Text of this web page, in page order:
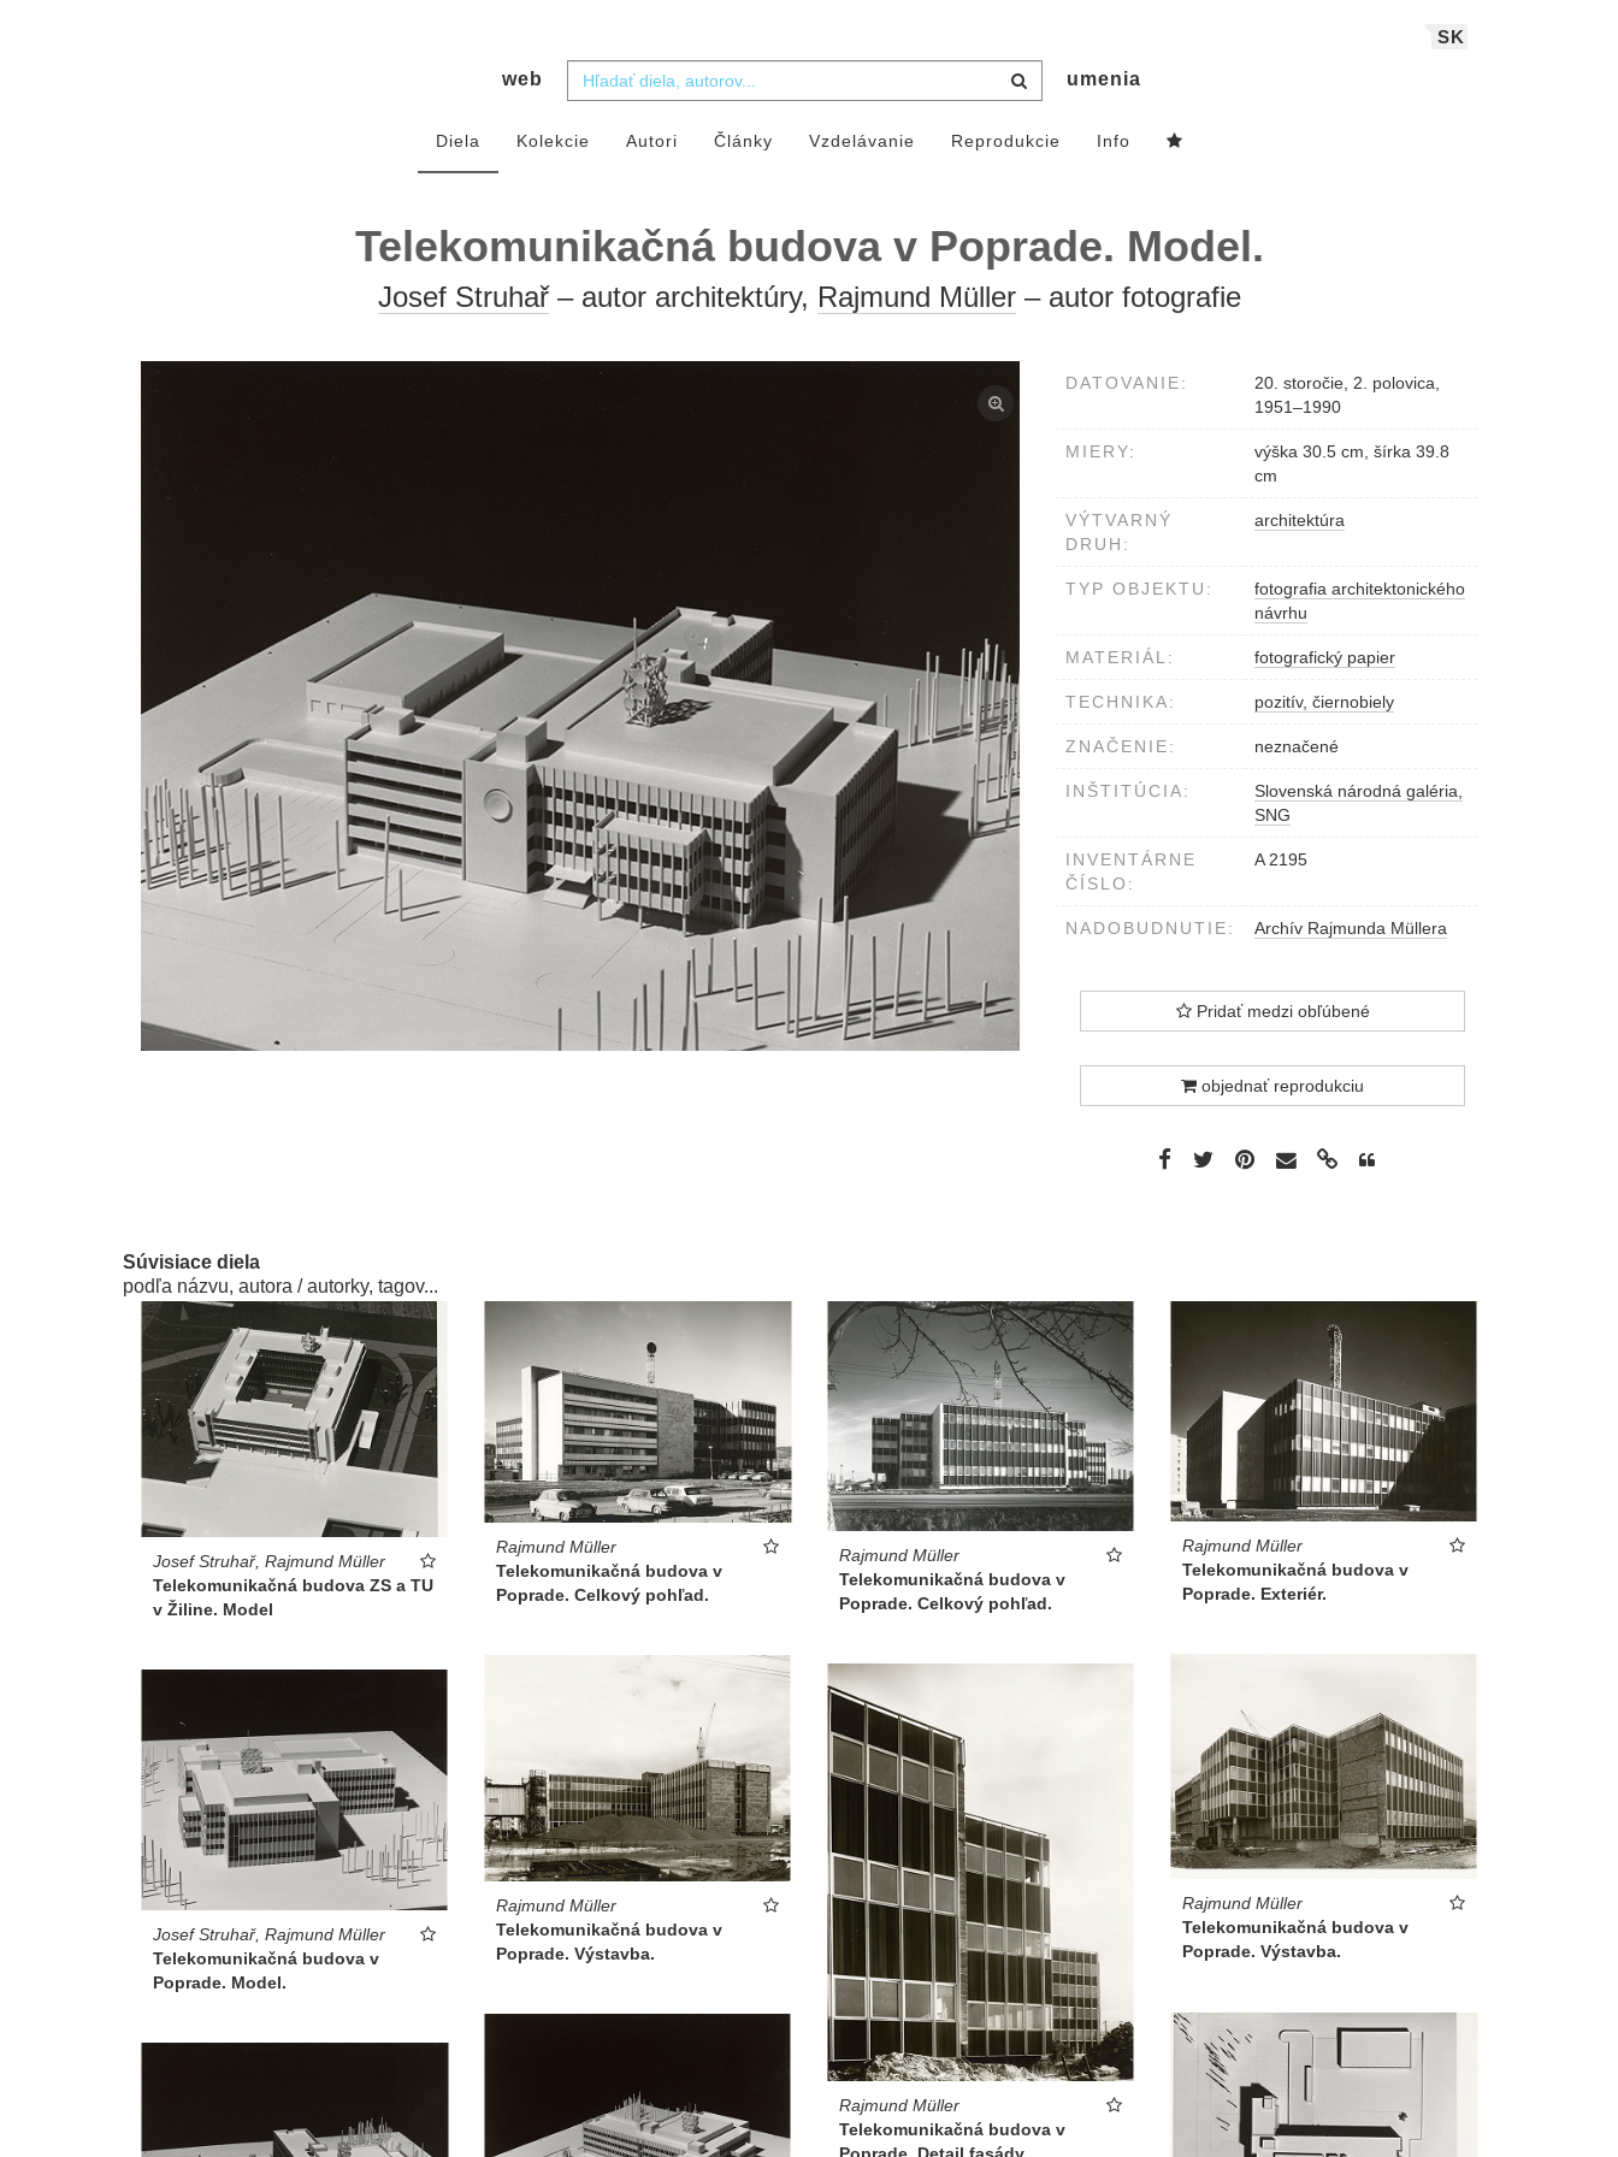
SK
web umenia
Diela Kolekcie Autori Články Vzdelávanie Reprodukcie Info
Telekomunikačná budova v Poprade. Model.
Josef Struhař– autor architektúry, Rajmund Müller– autor fotografie
DATOVANIE:
20. storočie, 2. polovica,
1951–1990
MIERY:
výška 30.5 cm, šírka 39.8
cm
VÝTVARNÝ
DRUH:
architektúra
TYP OBJEKTU:
fotografia architektonického
návrhu
MATERIÁL: fotografický papier
TECHNIKA: pozitív, čiernobiely
ZNAČENIE: neznačené
INŠTITÚCIA:
Slovenská národná galéria,
SNG
INVENTÁRNE
ČÍSLO:
A 2195
NADOBUDNUTIE: Archív Rajmunda Müllera
Pridať medzi obľúbené
objednať reprodukciu
Súvisiace diela
podľa názvu, autora / autorky, tagov...
Josef Struhař, Rajmund Müller
Telekomunikačná budova ZS a TU
v Žiline. Model
Rajmund Müller
Telekomunikačná budova v
Poprade. Celkový pohľad.
Rajmund Müller
Telekomunikačná budova v
Poprade. Celkový pohľad.
Rajmund Müller
Telekomunikačná budova v
Poprade. Exteriér.
Rajmund Müller
Telekomunikačná budova v
Poprade. Výstavba.
Rajmund Müller
Telekomunikačná budova v
Poprade. Výstavba.
Rajmund Müller
Telekomunikačná budova v
Josef Struhař, Rajmund Müller
Telekomunikačná budova v
Poprade. Model.